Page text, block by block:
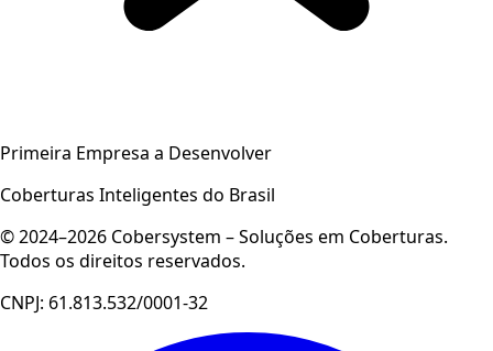
Primeira Empresa a Desenvolver
Coberturas Inteligentes do Brasil
© 2024–2026 Cobersystem – Soluções em Coberturas.
Todos os direitos reservados.
CNPJ: 61.813.532/0001-32